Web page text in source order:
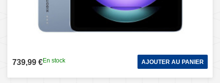
739,99 €En stock AJOUTER AU PANIER